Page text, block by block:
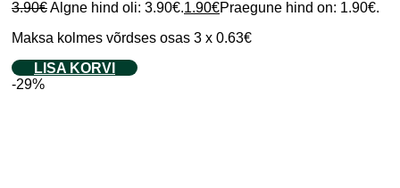
3.90€Algne hind oli: 3.90€.1.90€Praegune hind on: 1.90€.
Maksa kolmes võrdses osas 3 x 0.63€
LISA KORVI
-29%